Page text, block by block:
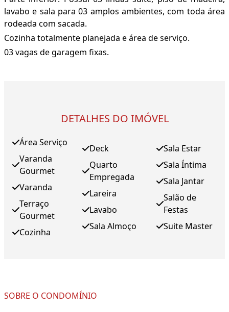
lavabo e sala para 03 amplos ambientes, com toda área
rodeada com sacada.
Cozinha totalmente planejada e área de serviço.
03 vagas de garagem fixas.
DETALHES DO IMÓVEL
Área Serviço
Varanda
Gourmet
Varanda
Terraço
Gourmet
Cozinha
Deck
Quarto
Empregada
Lareira
Lavabo
Sala Almoço
Sala Estar
Sala Íntima
Sala Jantar
Salão de
Festas
Suite Master
SOBRE O CONDOMÍNIO